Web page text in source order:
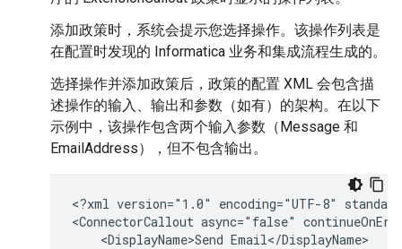
添加政策时，系统会提示您选择操作。该操作列表是
在配置时发现的 Informatica 业务和集成流程生成的。
选择操作并添加政策后，政策的配置 XML 会包含描
述操作的输入、输出和参数（如有）的架构。在以下
示例中，该操作包含两个输入参数（Message 和
EmailAddress），但不包含输出。
<?xml version="1.0" encoding="UTF-8"
<ConnectorCallout async="false"
<DisplayName>Send